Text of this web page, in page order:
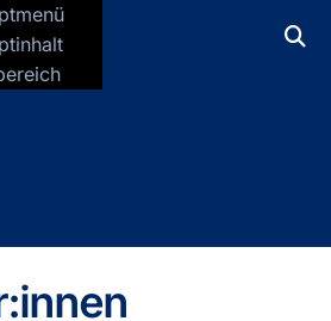
Helmholtz-Zentrum für